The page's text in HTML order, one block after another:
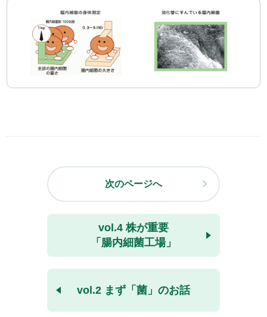
次のページへ
vol.2 まず「菌」のお話
vol.4 株が重要
「腸内細菌工場」